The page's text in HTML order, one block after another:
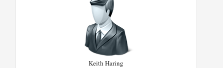
Keith Haring